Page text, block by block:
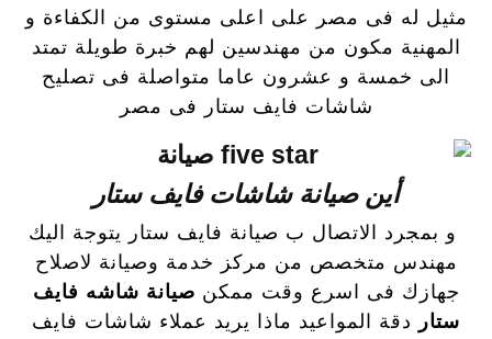
مثيل له فى مصر على اعلى مستوى من الكفاءة و
المهنية مكون من مهندسين لهم خبرة طويلة تمتد
الى خمسة و عشرون عاما متواصلة فى تصليح
شاشات فايف ستار فى مصر
أين صيانة شاشات فايف ستار
و بمجرد الاتصال ب صيانة فايف ستار يتوجة اليك
مهندس متخصص من مركز خدمة وصيانة لاصلاح
جهازك فى اسرع وقت ممكن صيانة شاشه فايف
ستار دقة المواعيد ماذا يريد عملاء شاشات فايف